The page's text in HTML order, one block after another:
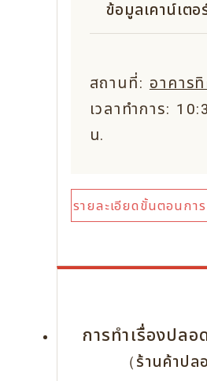
ข้อมูลเคาน์เต
สถานที่: อาคาร
เวลาทำการ:
น.
รายละเอียดขั้นตอนกา
การทำเรื่องปล
（ร้านค้าปล